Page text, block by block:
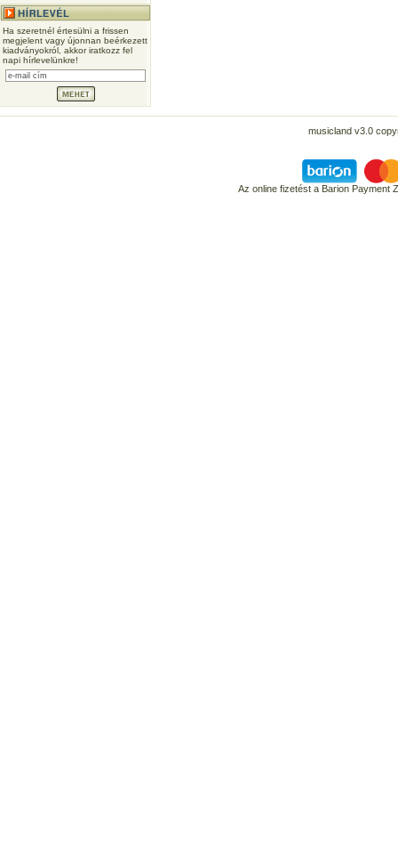
Ha szeretnél értesülni a frissen
megjelent vagy újonnan beérkezett
kiadványokról, akkor iratkozz fel
napi hírlevelünkre!
musicland v3.0
Az online fizetést a Barion Payment